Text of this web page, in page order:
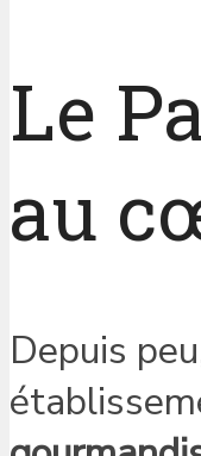
Le
au
Depuis